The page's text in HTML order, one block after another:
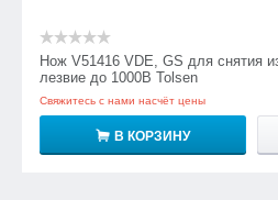
Нож V51416 VDE, GS для снятия
лезвие до 1000В Tolsen
Свяжитесь с нами насчёт цены
В КОРЗИНУ